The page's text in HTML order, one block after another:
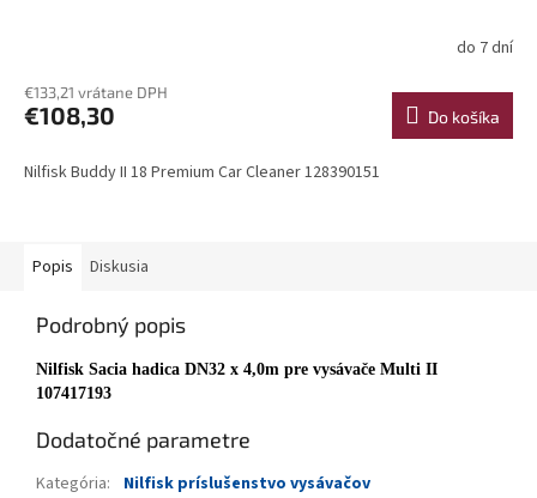
do 7 dní
€133,21 vrátane DPH
€108,30 Do košíka
Nilfisk Buddy II 18 Premium Car Cleaner 128390151
Popis Diskusia
Podrobný popis
Nilfisk Sacia hadica DN32 x 4,0m pre vysávače Multi II
107417193
Dodatočné parametre
Kategória:
Nilfisk príslušenstvo vysávačov